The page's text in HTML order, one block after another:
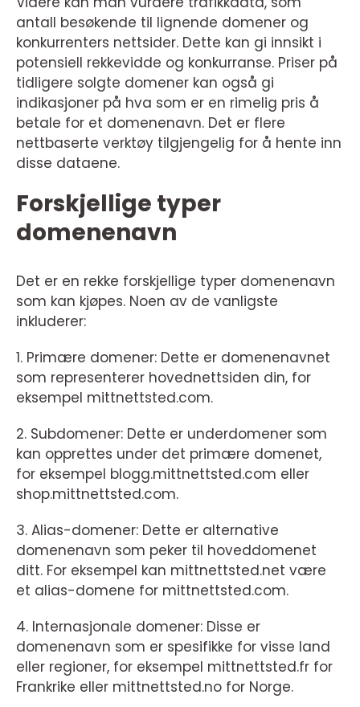
antall besøkende til lignende domener og
konkurrenters nettsider. Dette kan gi innsikt i
potensiell rekkevidde og konkurranse. Priser på
tidligere solgte domener kan også gi
indikasjoner på hva som er en rimelig pris å
betale for et domenenavn. Det er flere
nettbaserte verktøy tilgjengelig for å hente inn
disse dataene.
Forskjellige typer
domenenavn
Det er en rekke forskjellige typer domenenavn
som kan kjøpes. Noen av de vanligste
inkluderer:
1. Primære domener: Dette er domenenavnet
som representerer hovednettsiden din, for
eksempel mittnettsted.com.
2. Subdomener: Dette er underdomener som
kan opprettes under det primære domenet,
for eksempel blogg.mittnettsted.com eller
shop.mittnettsted.com.
3. Alias-domener: Dette er alternative
domenenavn som peker til hoveddomenet
ditt. For eksempel kan mittnettsted.net være
et alias-domene for mittnettsted.com.
4. Internasjonale domener: Disse er
domenenavn som er spesifikke for visse land
eller regioner, for eksempel mittnettsted.fr for
Frankrike eller mittnettsted.no for Norge.